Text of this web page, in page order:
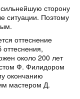
сторону
ситуации. Поэтому
оттеснение
около 200 лет
Ф. Филидором
окончанию
мастером Д.